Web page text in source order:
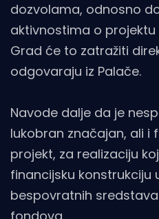
dozvolama, odnosno
aktivnostima o
Grad će to zatražiti
odgovaraju iz Palače.
Navode dalje da je
lukobran značajan, ali i
projekt, za realizaciju
financijsku konstrukciju
bespovratnih